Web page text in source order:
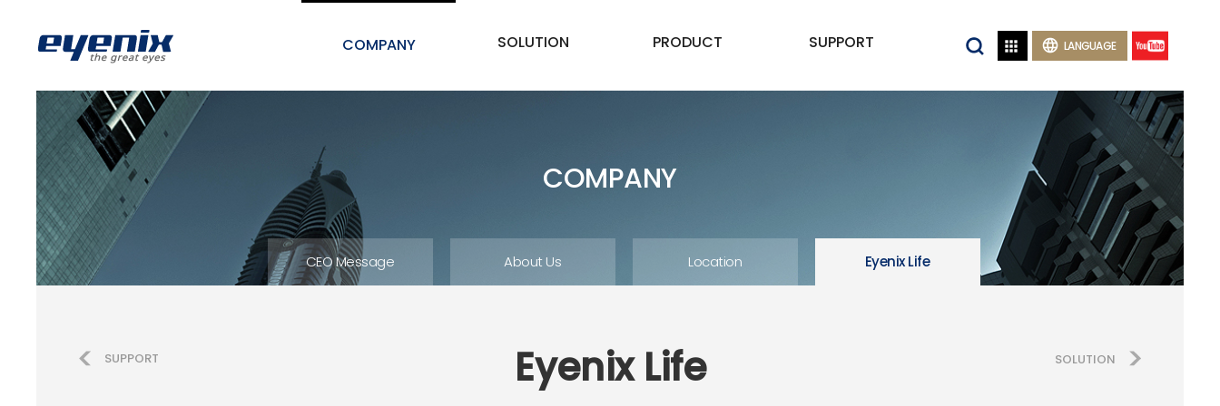
  LANGUAGE
COMPANY SOLUTION PRODUCT SUPPORT
COMPANY
CEO Message About Us Location Eyenix Life
Eyenix Life
SUPPORT SOLUTION